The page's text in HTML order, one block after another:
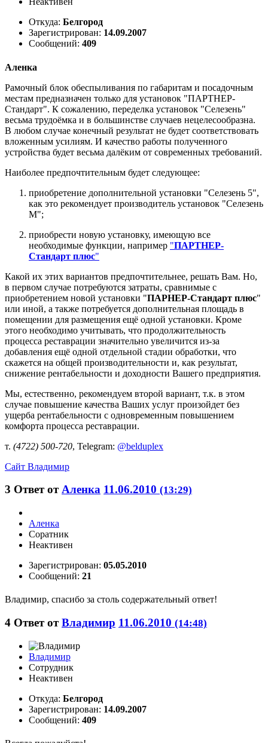
Откуда: Белгород
Зарегистрирован: 14.09.2007
Сообщений: 409
Аленка
Рамочный блок обеспыливания по габаритам и посадочным
местам предназначен только для установок "ПАРТНЕР-
Стандарт". К сожалению, переделка установок "Селезень"
весьма трудоёмка и в большинстве случаев нецелесообразна.
В любом случае конечный результат не будет соответствовать
вложенным усилиям. И качество работы полученного
устройства будет весьма далёким от современных требований.
Наиболее предпочтительным будет следующее:
приобретение дополнительной установки "Селезень 5",
как это рекомендует производитель установок "Селезень
М";
приобрести новую установку, имеющую все
необходимые функции, например "ПАРТНЕР-
Стандарт плюс"
Какой их этих вариантов предпочтительнее, решать Вам. Но,
в первом случае потребуются затраты, сравнимые с
приобретением новой установки "ПАРНЕР-Стандарт плюс"
или иной, а также потребуется дополнительная площадь в
помещении для размещения ещё одной установки. Кроме
этого необходимо учитывать, что продолжительность
процесса реставрации значительно увеличится из-за
добавления ещё одной отдельной стадии обработки, что
скажется на общей производительности и, как результат,
снижение рентабельности и доходности Вашего предприятия.
Мы, естественно, рекомендуем второй вариант, т.к. в этом
случае повышение качества Ваших услуг произойдет без
ущерба рентабельности с одновременным повышением
комфорта процесса реставрации.
т. (4722) 500-720, Telegram: @belduplex
Сайт Владимир
3 Ответ отАленка 11.06.2010 (13:29)
Аленка
Соратник
Неактивен
Зарегистрирован: 05.05.2010
Сообщений: 21
Владимир, спасибо за столь содержательный ответ!
4 Ответ отВладимир 11.06.2010 (14:48)
Владимир
Сотрудник
Неактивен
Откуда: Белгород
Зарегистрирован: 14.09.2007
Сообщений: 409